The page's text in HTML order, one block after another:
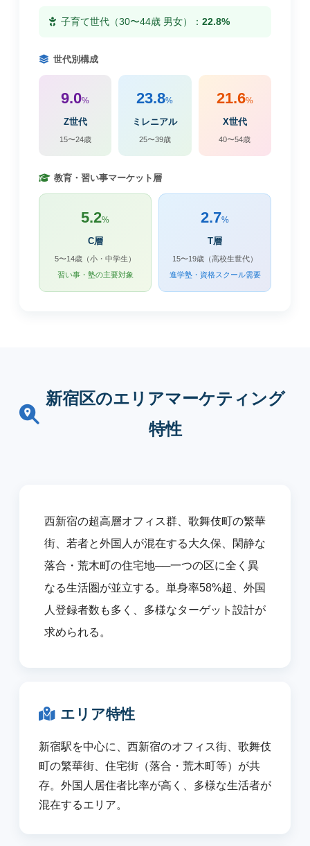
子育て世代（30〜44歳 男女）： 22.8%
世代別構成
9.0%
Z世代
15〜24歳
23.8%
ミレニアル
25〜39歳
21.6%
X世代
40〜54歳
教育・習い事マーケット層
5.2%
C層
5〜14歳（小・中学生）
習い事・塾の主要対象
2.7%
T層
15〜19歳（高校生世代）
進学塾・資格スクール需要
新宿区のエリアマーケティング
特性
西新宿の超高層オフィス群、歌舞伎町の繁華
街、若者と外国人が混在する大久保、閑静な
落合・荒木町の住宅地──一つの区に全く異
なる生活圏が並立する。単身率58%超、外国
人登録者数も多く、多様なターゲット設計が
求められる。
エリア特性
新宿駅を中心に、西新宿のオフィス街、歌舞伎
町の繁華街、住宅街（落合・荒木町等）が共
存。外国人居住者比率が高く、多様な生活者が
混在するエリア。